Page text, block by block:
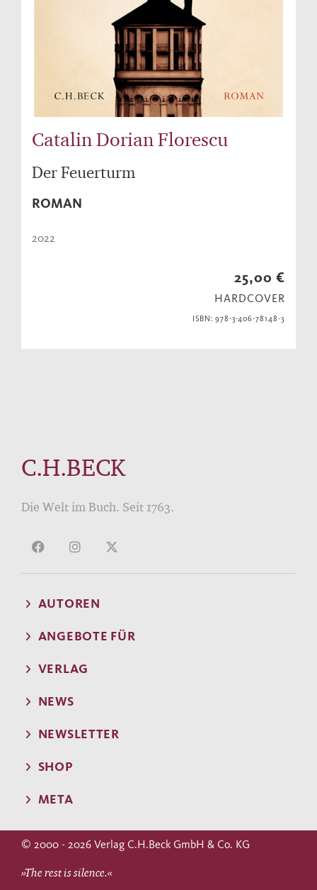
Catalin Dorian Florescu
Der Feuerturm
ROMAN
2022
25,00 €
HARDCOVER
ISBN: 978-3-406-78148-3
C.H.BECK
Die Welt im Buch. Seit 1763.
AUTOREN
ANGEBOTE FÜR
VERLAG
NEWS
NEWSLETTER
SHOP
META
© 2000 - 2026 Verlag C.H.Beck GmbH & Co. KG
»The rest is silence.«